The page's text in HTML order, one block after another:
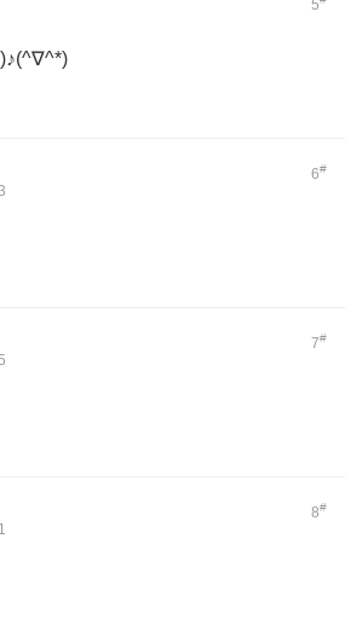
5
6#
7#
8#